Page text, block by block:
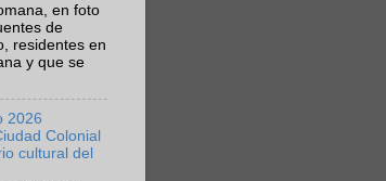
en foto
de
residentes en
y que se
2026
Colonial
cultural del